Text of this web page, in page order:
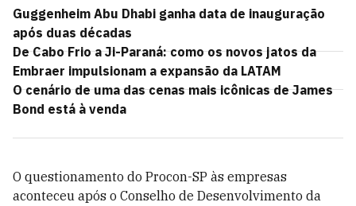
Guggenheim Abu Dhabi ganha data de inauguração
após duas décadas
De Cabo Frio a Ji-Paraná: como os novos jatos da
Embraer impulsionam a expansão da LATAM
O cenário de uma das cenas mais icônicas de James
Bond está à venda
O questionamento do Procon-SP às empresas
aconteceu após o Conselho de Desenvolvimento da